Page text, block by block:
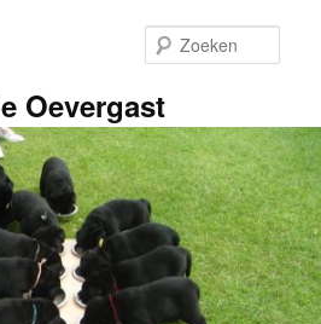
Oevergast